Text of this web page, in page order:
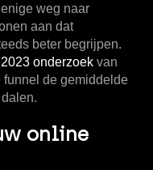
weg naar
aan dat
beter begrijpen.
onderzoek van
funnel de gemiddelde
online